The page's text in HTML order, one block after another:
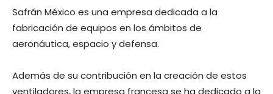
Safrán México es una empresa dedicada a la
fabricación de equipos en los ámbitos de
aeronáutica, espacio y defensa.
Además de su contribución en la creación de estos